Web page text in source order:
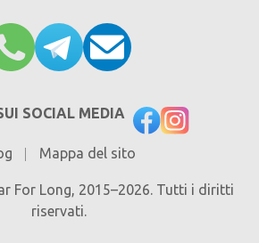
SOCIAL MEDIA
Mappa del sito
For Long, 2015–2026. Tutti i diritti
riservati.